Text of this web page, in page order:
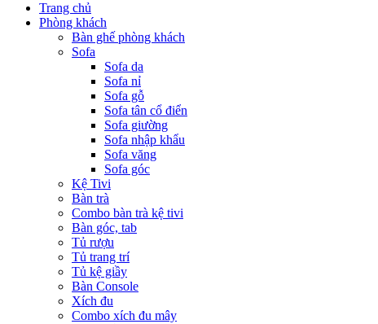
Trang chủ
Phòng khách
Bàn ghế phòng khách
Sofa
Sofa da
Sofa nỉ
Sofa gỗ
Sofa tân cổ điển
Sofa giường
Sofa nhập khẩu
Sofa văng
Sofa góc
Kệ Tivi
Bàn trà
Combo bàn trà kệ tivi
Bàn góc, tab
Tủ rượu
Tủ trang trí
Tủ kệ giầy
Bàn Console
Xích đu
Combo xích đu mây